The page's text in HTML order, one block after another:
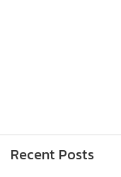
Recent Posts